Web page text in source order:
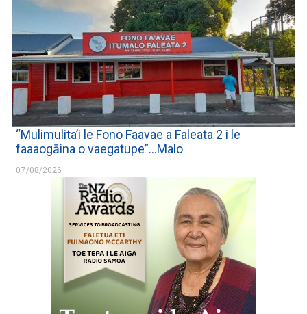
“Mulimulita’i le Fono Faavae a Faleata 2 i le
faaaogāina o vaegatupe”…Malo
07/08/2026